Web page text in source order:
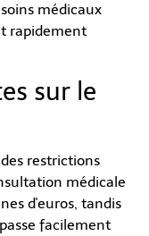
médicaux
rapidement
sur le
restrictions
médicale
d'euros, tandis
facilement